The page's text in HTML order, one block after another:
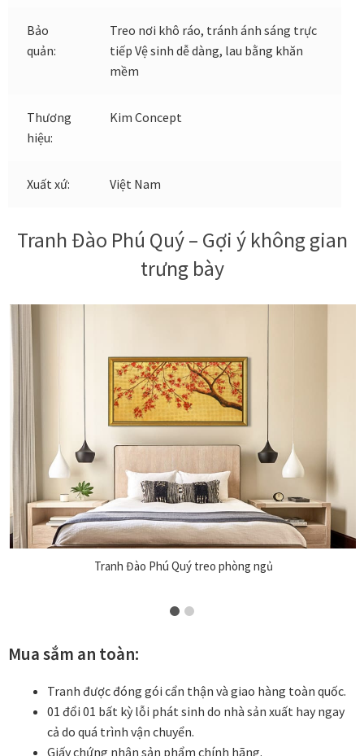
Xưởng in tranh
Xưởng tranh Mia Home
Bảo
quản:
Treo nơi khô ráo, tránh ánh sáng trực
tiếp Vệ sinh dễ dàng, lau bằng khăn
mềm
Thương
hiệu:
Kim Concept
Xuất xứ: Việt Nam
Tranh Đào Phú Quý – Gợi ý không gian
trưng bày
Tranh Đào Phú Quý treo phòng ngủ
Mua sắm an toàn:
Tranh được đóng gói cẩn thận và giao hàng toàn quốc.
01 đổi 01 bất kỳ lỗi phát sinh do nhà sản xuất hay ngay
cả do quá trình vận chuyển.
Giấy chứng nhận sản phẩm chính hãng.